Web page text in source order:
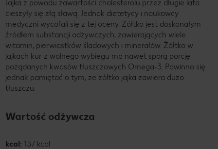
Jajka z powodu zawartości cholesterolu przez długie lata
cieszyły się złą sławą. Jednak dietetycy i naukowcy
medyczni wycofali się z tej oceny. Żółtko jest doskonałym
źródłem substancji odżywczych, zawierających wiele
witamin, pierwiastków śladowych i minerałów. Żółtko w
jajkach kur z wolnego wybiegu ma nawet sporą porcję
pożądanych kwasów tłuszczowych Omega-3. Powinno się
jednak pamiętać o tym, że żółtko jajka zawiera dużo
tłuszczu.
Wartość odżywcza
kcal: 137 kcal